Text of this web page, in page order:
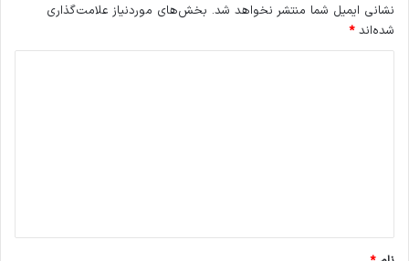
نشانی ایمیل شما منتشر نخواهد شد. بخش‌های موردنیاز علامت‌گذاری
شده‌اند*